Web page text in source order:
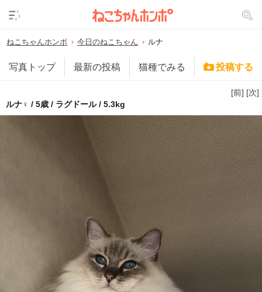
ねこちゃんホンポ 今日のねこちゃん ルナ
写真トップ 最新の投稿 猫種でみる 投稿する
[前] [次]
ルナ♀ / 5歳 / ラグドール / 5.3kg